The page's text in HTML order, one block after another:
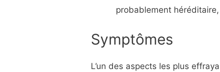
probablement
Symptômes
L’un des aspects les plus